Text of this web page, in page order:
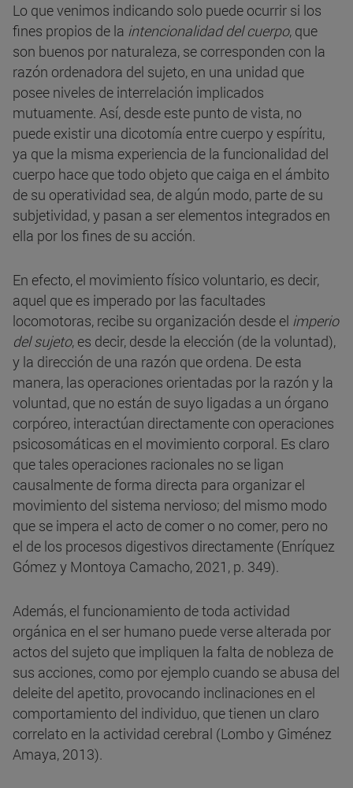
Lo que venimos indicando solo puede ocurrir si los
fines propios de la intencionalidad del cuerpo, que
son buenos por naturaleza, se corresponden con la
razón ordenadora del sujeto, en una unidad que
posee niveles de interrelación implicados
mutuamente. Así, desde este punto de vista, no
puede existir una dicotomía entre cuerpo y espíritu,
ya que la misma experiencia de la funcionalidad del
cuerpo hace que todo objeto que caiga en el ámbito
de su operatividad sea, de algún modo, parte de su
subjetividad, y pasan a ser elementos integrados en
ella por los fines de su acción.
En efecto, el movimiento físico voluntario, es decir,
aquel que es imperado por las facultades
locomotoras, recibe su organización desde el imperio
del sujeto, es decir, desde la elección (de la voluntad),
y la dirección de una razón que ordena. De esta
manera, las operaciones orientadas por la razón y la
voluntad, que no están de suyo ligadas a un órgano
corpóreo, interactúan directamente con operaciones
psicosomáticas en el movimiento corporal. Es claro
que tales operaciones racionales no se ligan
causalmente de forma directa para organizar el
movimiento del sistema nervioso; del mismo modo
que se impera el acto de comer o no comer, pero no
el de los procesos digestivos directamente (Enríquez
Gómez y Montoya Camacho, 2021, p. 349).
Además, el funcionamiento de toda actividad
orgánica en el ser humano puede verse alterada por
actos del sujeto que impliquen la falta de nobleza de
sus acciones, como por ejemplo cuando se abusa del
deleite del apetito, provocando inclinaciones en el
comportamiento del individuo, que tienen un claro
correlato en la actividad cerebral (Lombo y Giménez
Amaya, 2013).